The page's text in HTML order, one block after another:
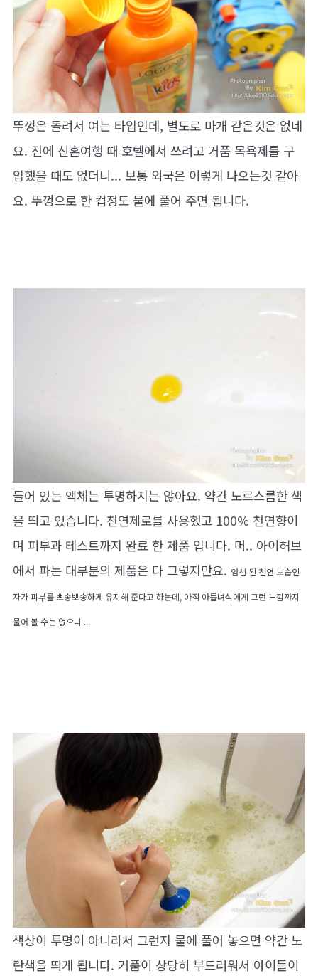
뚜껑은 돌려서 여는 타입인데, 별도로 마개 같은것은 없네
요. 전에 신혼여행 때 호텔에서 쓰려고 거품 목욕제를 구
입했을 때도 없더니... 보통 외국은 이렇게 나오는것 같아
요. 뚜껑으로 한 컵정도 물에 풀어 주면 됩니다.
들어 있는 액체는 투명하지는 않아요. 약간 노르스름한 색
을 띄고 있습니다. 천연제로를 사용했고 100% 천연향이
며 피부과 테스트까지 완료 한 제품 입니다. 머.. 아이허브
에서 파는 대부분의 제품은 다 그렇지만요. 엄선 된 천연 보습인
자가 피부를 뽀송뽀송하게 유지해 준다고 하는데, 아직 아들녀석에게 그런 느낌까지
물어 볼 수는 없으니 ...
색상이 투명이 아니라서 그런지 물에 풀어 놓으면 약간 노
란색을 띄게 됩니다. 거품이 상당히 부드러워서 아이들이